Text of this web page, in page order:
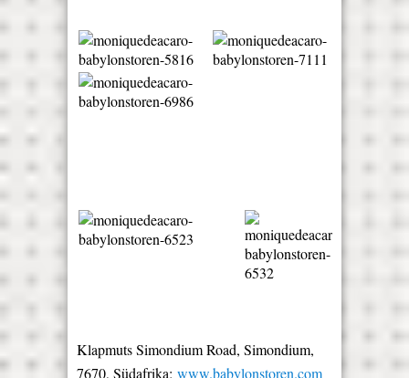
Klapmuts Simondium Road, Simondium,
7670, Südafrika; www.babylonstoren.com